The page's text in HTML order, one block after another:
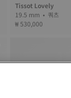
Tissot Lovely
19.5 mm • 쿼츠
₩ 530,000